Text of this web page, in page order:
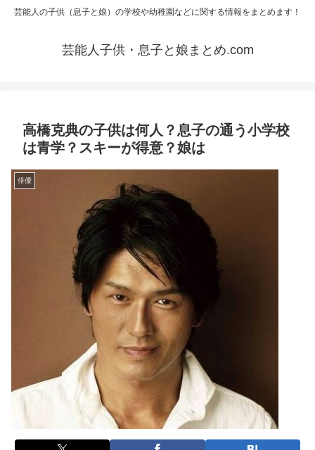
芸能人の子供（息子と娘）の学校や幼稚園などに関する情報をまとめます！
芸能人子供・息子と娘まとめ.com
高橋克典の子供は何人？息子の通う小学校
は青学？スキーが得意？娘は
俳優